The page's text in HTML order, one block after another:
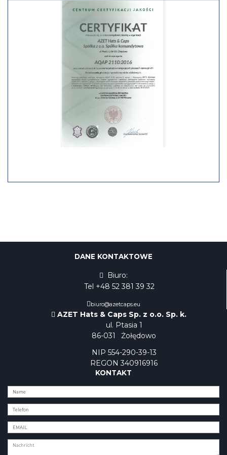
DANE KONTAKTOWE
Biuro:
Tel +48 52 381 39 32
biuro@azetcaps.eu
AZET Hats & Caps Sp. z o.o. Sp. k.
ul. Ptasia 1
86-031
Żołędowo
NIP 554-290-39-13
REGON 340916916
KONTAKT